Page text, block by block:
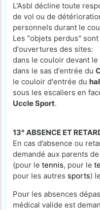
L'Asbl décline toute
de vol ou de
personnels durant le
Les "objets perdus"
d'ouvertures des sites:
dans le couloir devant
dans le sas d'entrée du
le couloir d'entrée du
sous les escaliers en
Uccle Sport.
13° ABSENCE ET
En cas d’absence ou
demandé aux parents
(pour le tennis, pour le
pour les autres sports)
Pour les absences
médical valide est